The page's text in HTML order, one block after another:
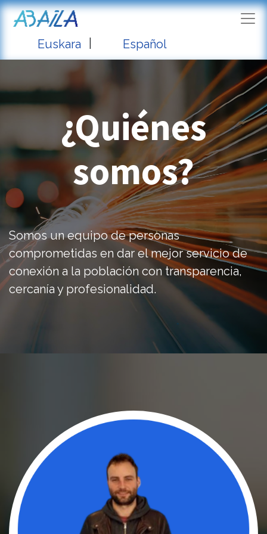
Euskara Español
¿Quiénes
somos?
Somos un equipo de personas
comprometidas en dar el mejor servicio de
conexión a la población con transparencia,
cercanía y profesionalidad.